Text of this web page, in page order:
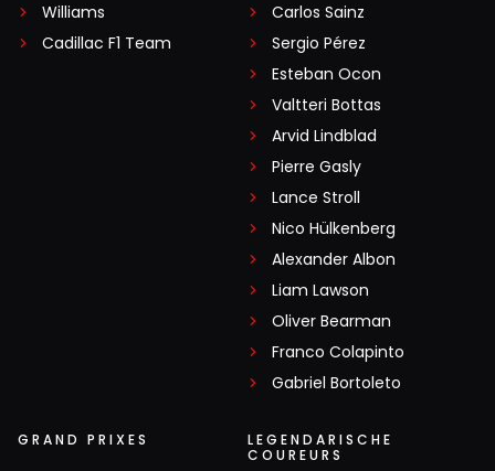
Williams
Cadillac F1 Team
Carlos Sainz
Sergio Pérez
Esteban Ocon
Valtteri Bottas
Arvid Lindblad
Pierre Gasly
Lance Stroll
Nico Hülkenberg
Alexander Albon
Liam Lawson
Oliver Bearman
Franco Colapinto
Gabriel Bortoleto
GRAND PRIXES
LEGENDARISCHE
COUREURS